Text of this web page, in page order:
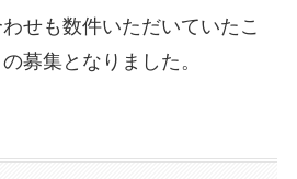
せも数件いただいていたこ
募集となりました。